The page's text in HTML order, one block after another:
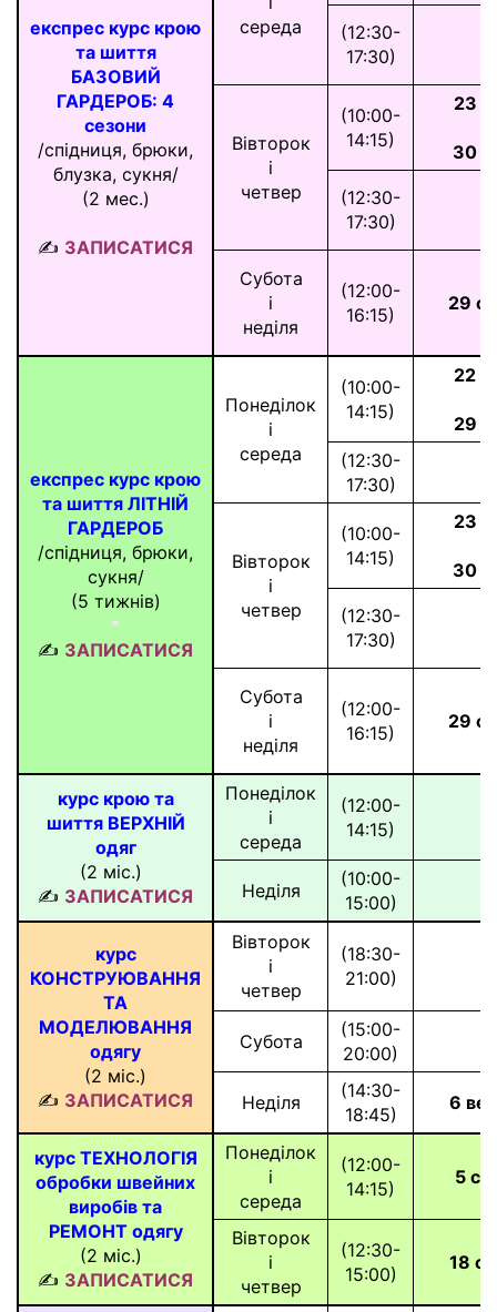
експрес курс крою
та шиття
БАЗОВИЙ
ГАРДЕРОБ: 4
сезони
/спідниця, брюки,
блузка, сукня/
(2 мес.)
✍ ЗАПИСАТИСЯ
середа
(12:30-
17:30)
Вівторок
і
четвер
(10:00-
14:15)
23
30
(12:30-
17:30)
Субота
і
неділя
(12:00-
16:15)
29
експрес курс крою
та шиття ЛІТНІЙ
ГАРДЕРОБ
/спідниця, брюки,
сукня/
(5 тижнів)
*
✍ ЗАПИСАТИСЯ
Понеділок
і
середа
(10:00-
14:15)
22
29
(12:30-
17:30)
Вівторок
і
четвер
(10:00-
14:15)
23
30
(12:30-
17:30)
Субота
і
неділя
(12:00-
16:15)
29
курс крою та
шиття ВЕРХНІЙ
одяг
(2 міс.)
✍ ЗАПИСАТИСЯ
Понеділок
і
середа
(12:00-
14:15)
Неділя
(10:00-
15:00)
курс
КОНСТРУЮВАННЯ
ТА
МОДЕЛЮВАННЯ
одягу
(2 міс.)
✍ ЗАПИСАТИСЯ
Вівторок
і
четвер
(18:30-
21:00)
Субота
(15:00-
20:00)
Неділя
(14:30-
18:45)
6
курс ТЕХНОЛОГІЯ
обробки швейних
виробів та
РЕМОНТ одягу
(2 міс.)
✍ ЗАПИСАТИСЯ
Понеділок
і
середа
(12:00-
14:15)
5
Вівторок
і
четвер
(12:30-
15:00)
18